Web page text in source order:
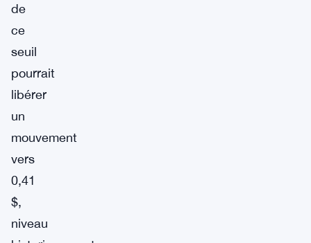
de
ce
seuil
pourrait
libérer
un
mouvement
vers
0,41
$,
niveau